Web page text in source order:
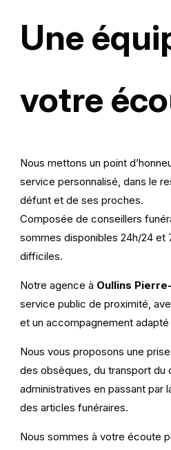
Une
votre
Nous mettons un point
service personnalisé, dans le
défunt et de ses proches.
Composée de conseillers
sommes disponibles 24h/24 et
difficiles.
Notre agence à Oullins
service public de proximité,
et un accompagnement
Nous vous proposons une
des obsèques, du transport du
administratives en passant par
des articles funéraires.
Nous sommes à votre écoute